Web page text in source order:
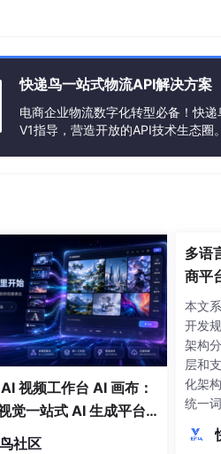
快递鸟一站式物流API解决方案
电商企业物流数字化转型必备！快
V1指导，营造开放的API技术生态圈。
视频工作台 AI 画布：
觉一站式 AI 生成平台
社区
多语
商平
本文
开发
架构
层和
化架
统一
错误